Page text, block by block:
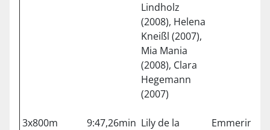
Lindholz
(2008), Helena
Kneißl (2007),
Mia Mania
(2008), Clara
Hegemann
(2007)
3x800m 9:47,26min Lily de la
Emmering